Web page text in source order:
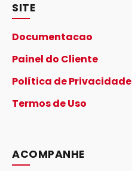
SITE
Documentacao
Painel do Cliente
Política de Privacidade
Termos de Uso
ACOMPANHE